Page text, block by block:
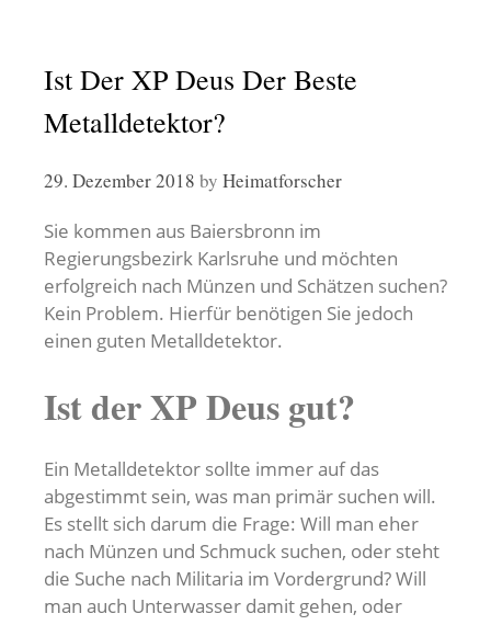
Ist Der XP Deus Der Beste
Metalldetektor?
29. Dezember 2018 by Heimatforscher
Sie kommen aus Baiersbronn im
Regierungsbezirk Karlsruhe und möchten
erfolgreich nach Münzen und Schätzen suchen?
Kein Problem. Hierfür benötigen Sie jedoch
einen guten Metalldetektor.
Ist der XP Deus gut?
Ein Metalldetektor sollte immer auf das
abgestimmt sein, was man primär suchen will.
Es stellt sich darum die Frage: Will man eher
nach Münzen und Schmuck suchen, oder steht
die Suche nach Militaria im Vordergrund? Will
man auch Unterwasser damit gehen, oder